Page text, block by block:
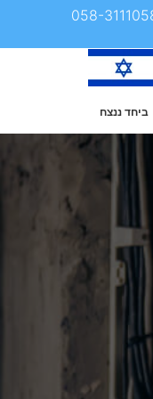
ביחד ננצח